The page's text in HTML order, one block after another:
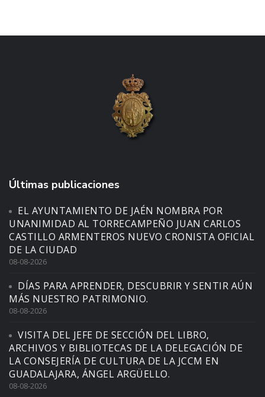
Últimas publicaciones
EL AYUNTAMIENTO DE JAÉN NOMBRA POR
UNANIMIDAD AL TORRECAMPEÑO JUAN CARLOS
CASTILLO ARMENTEROS NUEVO CRONISTA OFICIAL
DE LA CIUDAD
08-08-2026
DÍAS PARA APRENDER, DESCUBRIR Y SENTIR AÚN
MÁS NUESTRO PATRIMONIO.
08-08-2026
VISITA DEL JEFE DE SECCIÓN DEL LIBRO,
ARCHIVOS Y BIBLIOTECAS DE LA DELEGACIÓN DE
LA CONSEJERÍA DE CULTURA DE LA JCCM EN
GUADALAJARA, ÁNGEL ARGÜELLO.
08-08-2026